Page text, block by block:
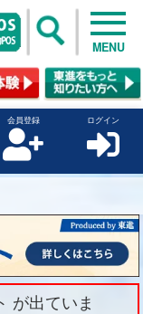
MENU
会員登録 ログイン
が出ていま